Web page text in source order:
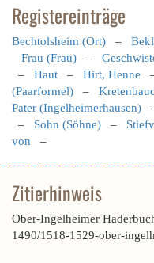
Registereinträge
Bechtolsheim (Ort) –
Frau (Frau) –
– Haut – Hirt, Henne
(Paarformel) –
Pater (Ingelheimerhausen)
– Sohn (Söhne) –
von –
Zitierhinweis
Ober-Ingelheimer
1490/1518-1529-ober-